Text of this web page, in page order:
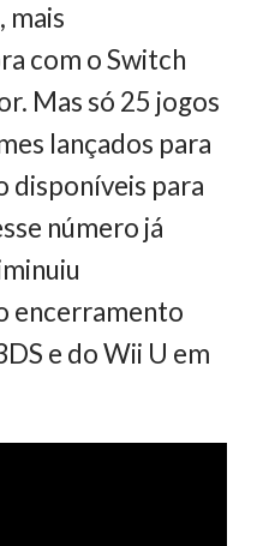
mais
com o Switch
Mas só 25 jogos
lançados para
disponíveis para
número já
encerramento
e do Wii U em